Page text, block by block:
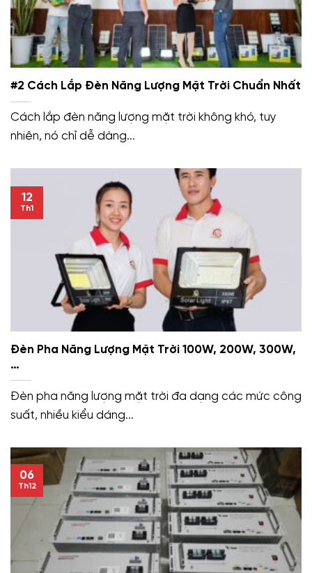
#2 Cách Lắp Đèn Năng Lượng Mặt Trời Chuẩn Nhất
Cách lắp đèn năng lượng mặt trời không khó, tuy
nhiên, nó chỉ dễ dàng...
Đèn Pha Năng Lượng Mặt Trời 100W, 200W, 300W,
…
Đèn pha năng lượng mặt trời đa dạng các mức công
suất, nhiều kiểu dáng...
12
Th1
06
Th12